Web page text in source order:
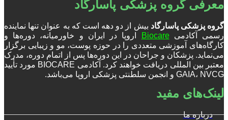
معرفی گروه پزشکی پاسارگاد
گروه پزشکی پاسارگاد بیش از دو دهه است که به عنوان تنها نماینده
رسمی آکادمیBiocare
اروپا در ایران و خاورمیانه، دوره‌ها و
کارگاه‌های آموزشی متعددی را در حوزه پوست، مو و زیبایی برگزار
می‌نماید. پزشکان و جراحان در این دوره‌ها پس از اتمام دوره، مدرک
معتبر بین المللی دریافت خواهند کرد. آکادمی BIOCARE مورد تأیید
GAIA، NVCG و انجمن سلطنتی پزشکی اروپا می‌باشد.
لینک‌های مفید
درباره ما